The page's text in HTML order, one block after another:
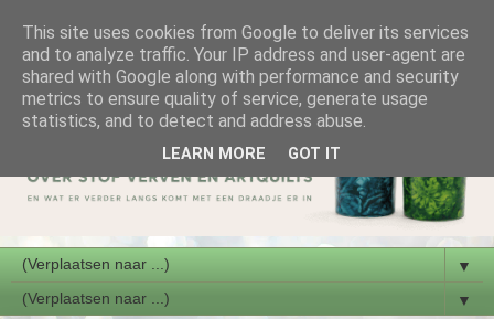
▼
▼
This site uses cookies from Google to deliver its services
and to analyze traffic. Your IP address and user-agent are
shared with Google along with performance and security
metrics to ensure quality of service, generate usage
statistics, and to detect and address abuse.
LEARN MORE GOT IT